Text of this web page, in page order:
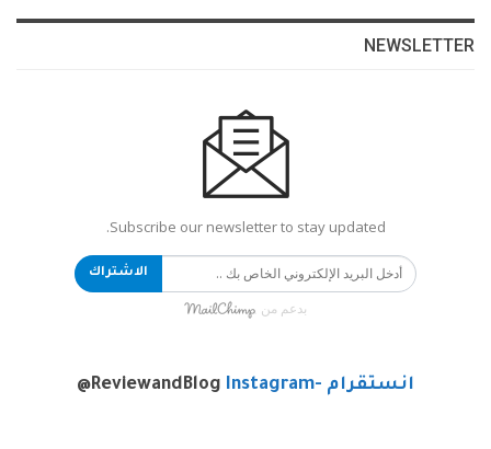
NEWSLETTER
Subscribe our newsletter to stay updated.
الاشتراك
بدعم من
انستقرام -Instagram @ReviewandBlog